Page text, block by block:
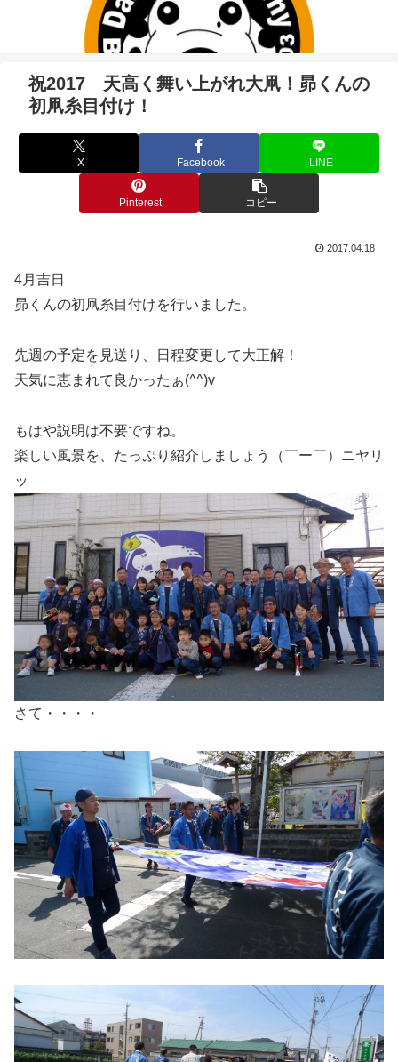
祝2017 天高く舞い上がれ大凧！昴くんの
初凧糸目付け！
X Facebook LINE
Pinterest コピー
2017.04.18
4月吉日
昴くんの初凧糸目付けを行いました。
先週の予定を見送り、日程変更して大正解！
天気に恵まれて良かったぁ(^^)v
もはや説明は不要ですね。
楽しい風景を、たっぷり紹介しましょう（￣ー￣）ニヤリ
ッ
さて・・・・